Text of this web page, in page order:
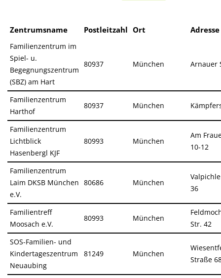
Zentrumsname Postleitzahl Ort Adresse
Familienzentrum im
Spiel- u.
Begegnungszentrum
(SBZ) am Hart
80937 München Arnauer
Familienzentrum
Harthof
80937 München
Familienzentrum
Lichtblick
Hasenbergl KJF
80993 München
Am
10-12
Familienzentrum
Laim DKSB München
e.V.
80686 München
36
Familientreff
Moosach e.V.
80993 München
Str. 42
SOS-Familien- und
Kindertageszentrum
Neuaubing
81249 München
Straße